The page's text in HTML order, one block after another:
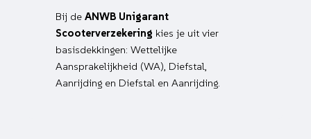
Bij de ANWB Unigarant
Scooterverzekering kies je uit vier
basisdekkingen: Wettelijke
Aansprakelijkheid (WA), Diefstal,
Aanrijding en Diefstal en Aanrijding.